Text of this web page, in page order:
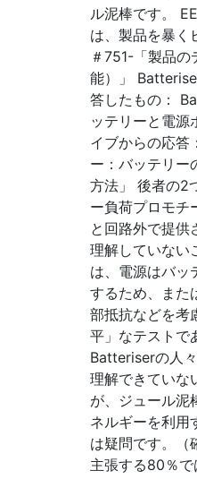
ル泥棒です。
は、製品を暴く
＃751-「製品
能）」
答したもの：
ッテリーと電源
イブからの応答
ー：バッテリー
方法」 後者の2
ー負荷プロモチ
と回路外で提供
理解していない
は、電源はバッ
するため、また
部抵抗などを考
平」なテストで
Batteriserの人
理解できていな
が、ジュール泥
ネルギーを利用
は疑問です。（
主張する80％